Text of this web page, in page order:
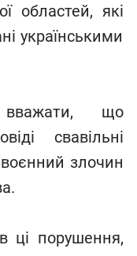
областей, які
українськими
що
свавільні
злочин
ці порушення,